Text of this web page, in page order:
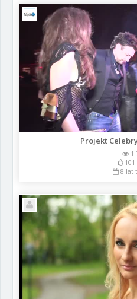
Projekt
101
8 lat